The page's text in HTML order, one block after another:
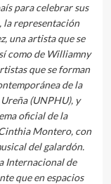
para celebrar sus
la representación
una artista que se
como de Williamny
que se forman
de la
(UNPHU), y
oficial de la
Montero, con
del galardón.
Internacional de
que en espacios